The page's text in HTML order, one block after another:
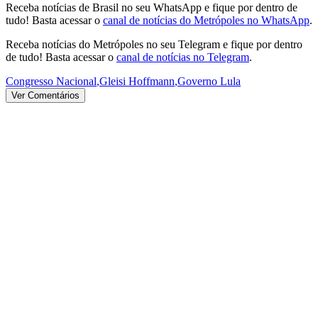
Receba notícias de Brasil no seu WhatsApp e fique por dentro de
tudo! Basta acessar o canal de notícias do Metrópoles no WhatsApp.
Receba notícias do Metrópoles no seu Telegram e fique por dentro
de tudo! Basta acessar o canal de notícias no Telegram.
Congresso Nacional,Gleisi Hoffmann,Governo Lula
Ver Comentários